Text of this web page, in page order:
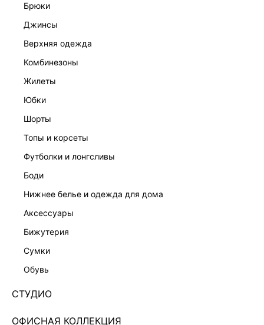
брюки
джинсы
верхняя одежда
комбинезоны
жилеты
юбки
шорты
топы и корсеты
футболки и лонгсливы
боди
нижнее белье и одежда для дома
аксессуары
бижутерия
сумки
обувь
СТУДИО
ОФИСНАЯ КОЛЛЕКЦИЯ
Нет в наличии
ЦВЕТ:БЕЛЫЙ